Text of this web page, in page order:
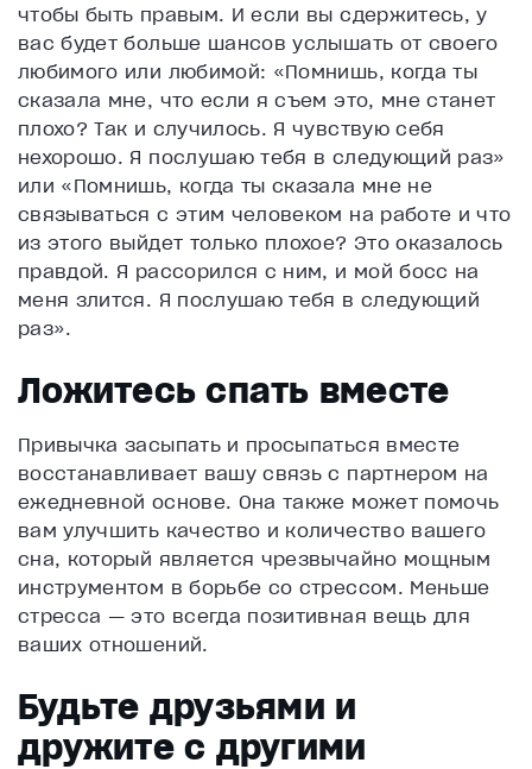
чтобы быть правым. И если вы сдержитесь, у
вас будет больше шансов услышать от своего
любимого или любимой: «Помнишь, когда ты
сказала мне, что если я съем это, мне станет
плохо? Так и случилось. Я чувствую себя
нехорошо. Я послушаю тебя в следующий раз»
или «Помнишь, когда ты сказала мне не
связываться с этим человеком на работе и что
из этого выйдет только плохое? Это оказалось
правдой. Я рассорился с ним, и мой босс на
меня злится. Я послушаю тебя в следующий
раз».
Ложитесь спать вместе
Привычка засыпать и просыпаться вместе
восстанавливает вашу связь с партнером на
ежедневной основе. Она также может помочь
вам улучшить качество и количество вашего
сна, который является чрезвычайно мощным
инструментом в борьбе со стрессом. Меньше
стресса — это всегда позитивная вещь для
ваших отношений.
Будьте друзьями и
дружите с другими